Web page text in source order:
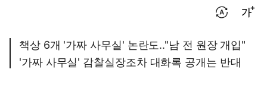
책상 6개 '가짜 사무실' 논란도.."남 전 원장 개입"
'가짜 사무실' 감찰실장조차 대화록 공개는 반대